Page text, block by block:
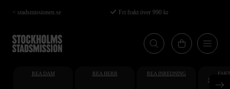
Hoppa
till
huvudinnehåll
< stadsmissionen.se Fri frakt över 990 kr
REA DAM REA HERR REA INREDNING